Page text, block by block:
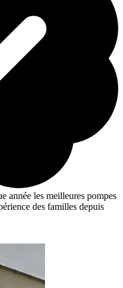
année les meilleures pompes
des familles depuis